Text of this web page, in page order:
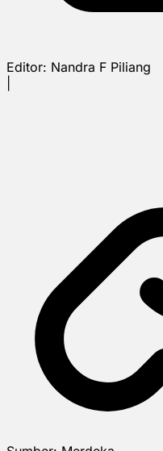
Editor: Nandra F Piliang